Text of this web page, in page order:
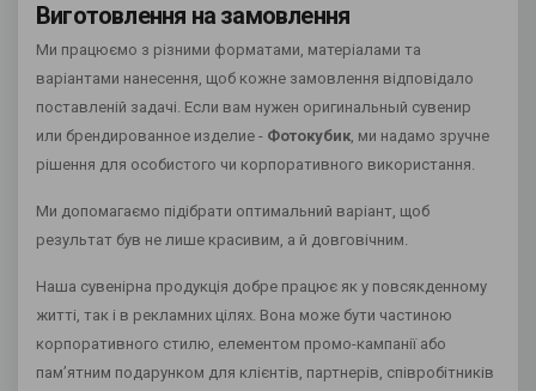
Виготовлення на замовлення
Ми працюємо з різними форматами, матеріалами та
варіантами нанесення, щоб кожне замовлення відповідало
поставленій задачі. Если вам нужен оригинальный сувенир
или брендированное изделие - Фотокубик, ми надамо зручне
рішення для особистого чи корпоративного використання.
Ми допомагаємо підібрати оптимальний варіант, щоб
результат був не лише красивим, а й довговічним.
Наша сувенірна продукція добре працює як у повсякденному
житті, так і в рекламних цілях. Вона може бути частиною
корпоративного стилю, елементом промо-кампанії або
пам’ятним подарунком для клієнтів, партнерів, співробітників